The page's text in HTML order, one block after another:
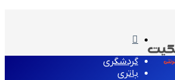
منو
گردشگری
باتری